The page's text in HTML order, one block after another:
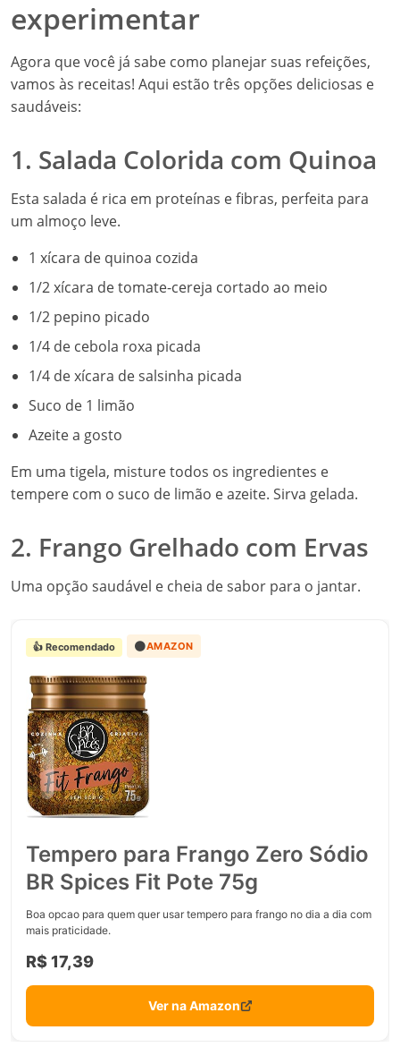
experimentar
Agora que você já sabe como planejar suas refeições,
vamos às receitas! Aqui estão três opções deliciosas e
saudáveis:
1. Salada Colorida com Quinoa
Esta salada é rica em proteínas e fibras, perfeita para
um almoço leve.
1 xícara de quinoa cozida
1/2 xícara de tomate-cereja cortado ao meio
1/2 pepino picado
1/4 de cebola roxa picada
1/4 de xícara de salsinha picada
Suco de 1 limão
Azeite a gosto
Em uma tigela, misture todos os ingredientes e
tempere com o suco de limão e azeite. Sirva gelada.
2. Frango Grelhado com Ervas
Uma opção saudável e cheia de sabor para o jantar.
👍 Recomendado 🟠AMAZON
Tempero para Frango Zero Sódio
BR Spices Fit Pote 75g
Boa opcao para quem quer usar tempero para frango no dia a dia com
mais praticidade.
R$ 17,39
Ver na Amazon